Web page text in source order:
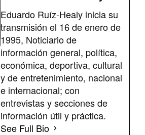
Eduardo Ruíz-Healy inicia su
transmisión el 16 de enero de
1995, Noticiario de
información general, política,
económica, deportiva, cultural
y de entretenimiento, nacional
e internacional; con
entrevistas y secciones de
información útil y práctica.
See Full Bio